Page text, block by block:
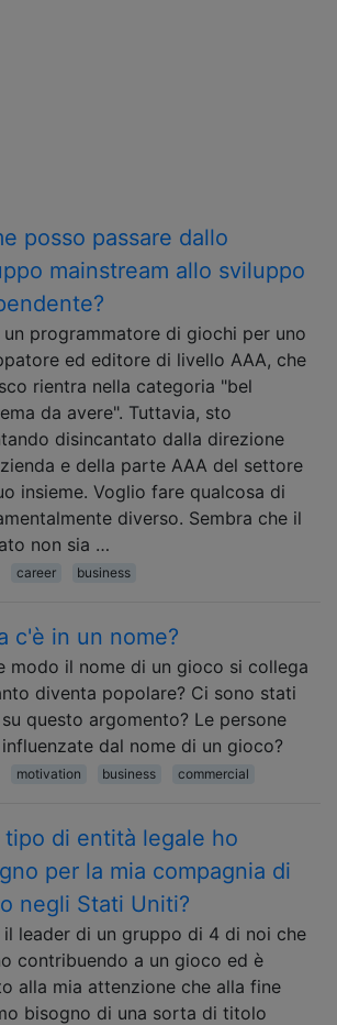
posso passare dallo
mainstream allo sviluppo
un programmatore di giochi per uno
ed editore di livello AAA, che
rientra nella categoria "bel
da avere". Tuttavia, sto
disincantato dalla direzione
e della parte AAA del settore
insieme. Voglio fare qualcosa di
diverso. Sembra che il
non sia …
career business
c'è in un nome?
modo il nome di un gioco si collega
diventa popolare? Ci sono stati
questo argomento? Le persone
dal nome di un gioco?
motivation business commercial
tipo di entità legale ho
per la mia compagnia di
negli Stati Uniti?
il leader di un gruppo di 4 di noi che
contribuendo a un gioco ed è
alla mia attenzione che alla fine
bisogno di una sorta di titolo